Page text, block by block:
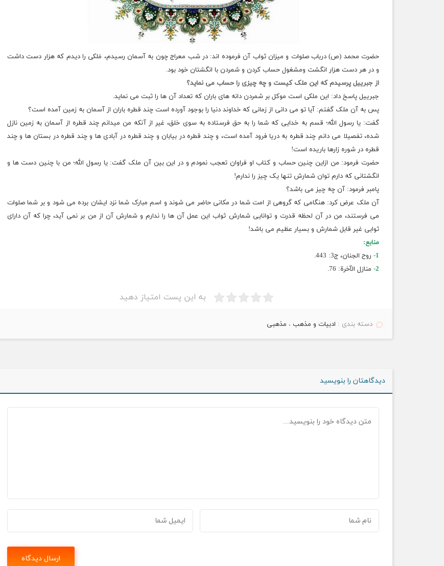
حضرت محمد (ص) درباب صلوات و میزان ثواب آن فرموده اند: در شب معراج چون به آسمان رسیدم، مَلکی را دیدم که هزار دست داشت
و در هر دست هزار انگشت ومشغول حساب کردن و شمردن با انگشتان خود بود.
از جبرییل پرسیدم که این ملک کیست و چه چیزی را حساب می نماید؟
جبرییل پاسخ داد: این ملکی است موکل بر شمردن دانه های باران که تعداد آن ها را ثبت می نماید.
پس به آن ملک گفتم: آیا تو می دانی از زمانی که خداوند دنیا را بوجود آورده است چند قطره باران از آسمان به زمین آمده است؟
گفت: یا رسول الله؛ قسم به خدایی که شما را به حق فرستاده به سوی خلق، غیر از آنکه من میدانم چند قطره از آسمان به زمین نازل
شده، تفصیلا می دانم چند قطره به دریا فرود آمده است، و چند قطره در بیابان و چند قطره در آبادی ها و چند قطره در بستان ها و چند
قطره در شوره زارها باریده است!
حضرت فرمود: من ازاین چنین حساب و کتاب او فراوان تعجب نمودم و در این بین آن ملک گفت: یا رسول الله؛ من با چنین دست ها و
انگشتانی که دارم توان شمارش تنها یک چیز را ندارم!
پامبر فرمود: آن چه چیز می باشد؟
آن ملک عرض کرد: هنگامی که گروهی از امت شما در مکانی حاضر می شوند و اسم مبارک شما نزد ایشان برده می شود و بر شما صلوات
می فرستند، من در آن لحظه قدرت وتواناییشمارش ثواب این عمل آن ها را ندارم و شمارش آن از من بر نمی آید، چرا که آن دارای
ثوابی غیر قابل شمارش و بسیار عظیم می باشد!
منابع:
1- روح الجنان، ج3: 443.
2- منازل الآخرة: 76.
به این پست امتیاز دهید
دسته بندی : ادبیات و مذهب ، مذهبی
دیدگاهتان را بنویسید